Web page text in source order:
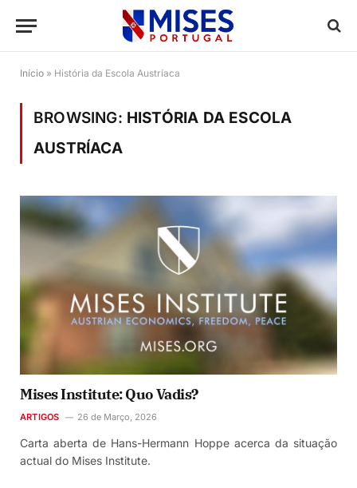
Início » História da Escola Austríaca
BROWSING: HISTÓRIA DA ESCOLA
AUSTRÍACA
Mises Institute: Quo Vadis?
ARTIGOS 26 de Março, 2026
Carta aberta de Hans-Hermann Hoppe acerca da situação
actual do Mises Institute.